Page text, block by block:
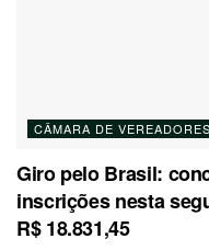
CÂMARA DE VEREADORES
Giro pelo Brasil:
inscrições nesta
R$ 18.831,45